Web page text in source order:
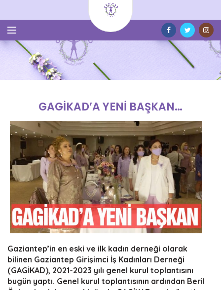
GAGİKAD’A YENİ BAŞKAN…
Gaziantep’in en eski ve ilk kadın derneği olarak
bilinen Gaziantep Girişimci İş Kadınları Derneği
(GAGİKAD), 2021-2023 yılı genel kurul toplantısını
bugün yaptı. Genel kurul toplantısının ardından Beril